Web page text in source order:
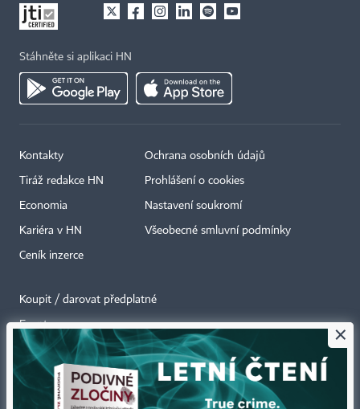
Stáhněte si aplikaci HN
Kontakty
Tiráž redakce HN
Economia
Kariéra v HN
Ceník inzerce
Ochrana osobních údajů
Prohlášení o cookies
Nastavení soukromí
Všeobecné smluvní podmínky
Koupit / darovat předplatné
Eventy
Newslettery
RSS kanály
×